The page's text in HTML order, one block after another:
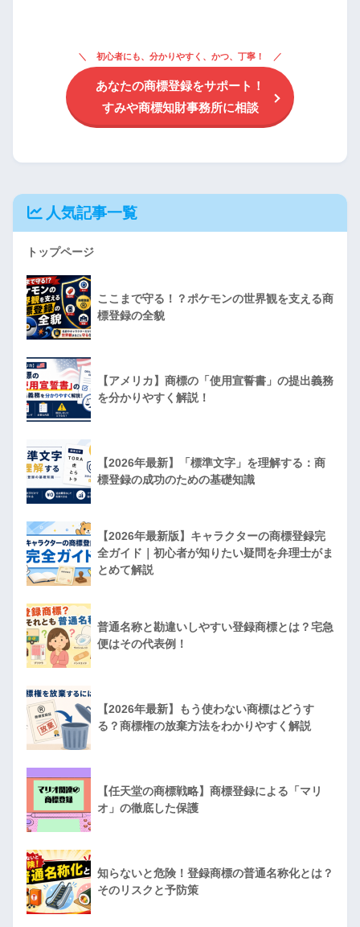
初心者にも、分かりやすく、かつ、丁寧！
あなたの商標登録をサポート！
すみや商標知財事務所に相談
人気記事一覧
トップページ
ここまで守る！？ポケモンの世界観を支える商
標登録の全貌
【アメリカ】商標の「使用宣誓書」の提出義務
を分かりやすく解説！
【2026年最新】「標準文字」を理解する：商
標登録の成功のための基礎知識
【2026年最新版】キャラクターの商標登録完
全ガイド｜初心者が知りたい疑問を弁理士がま
とめて解説
普通名称と勘違いしやすい登録商標とは？宅急
便はその代表例！
【2026年最新】もう使わない商標はどうす
る？商標権の放棄方法をわかりやすく解説
【任天堂の商標戦略】商標登録による「マリ
オ」の徹底した保護
知らないと危険！登録商標の普通名称化とは？
そのリスクと予防策